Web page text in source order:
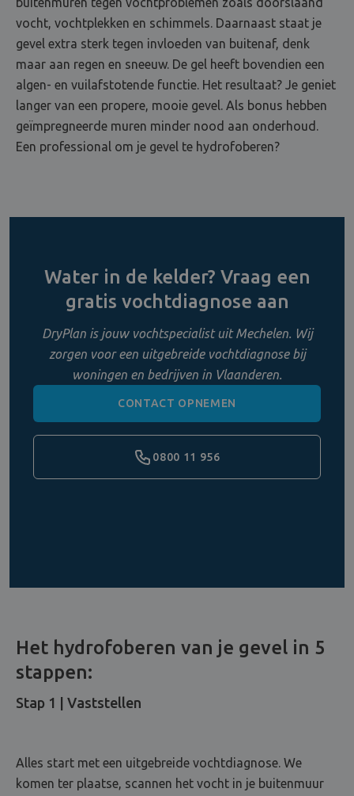
vocht, vochtplekken en schimmels. Daarnaast staat je
gevel extra sterk tegen invloeden van buitenaf, denk
maar aan regen en sneeuw. De gel heeft bovendien een
algen- en vuilafstotende functie. Het resultaat? Je geniet
langer van een propere, mooie gevel. Als bonus hebben
geïmpregneerde muren minder nood aan onderhoud.
Een professional om je gevel te hydrofoberen?
Water in de kelder? Vraag een
gratis vochtdiagnose aan
DryPlan is jouw vochtspecialist uit Mechelen. Wij
zorgen voor een uitgebreide vochtdiagnose bij
woningen en bedrijven in Vlaanderen.
CONTACT OPNEMEN
0800 11 956
Het hydrofoberen van je gevel in 5
stappen:
Stap 1 | Vaststellen
Alles start met een uitgebreide vochtdiagnose. We
komen ter plaatse, scannen het vocht in je buitenmuur